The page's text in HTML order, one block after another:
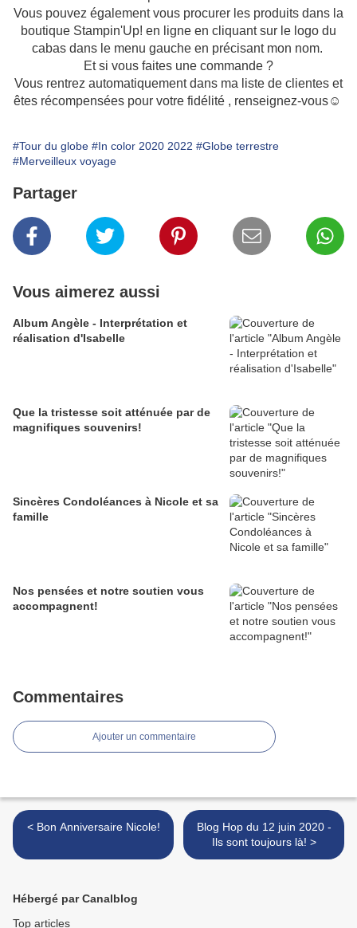
Vous pouvez également vous procurer les produits dans la
boutique Stampin'Up! en ligne en cliquant sur le logo du
cabas dans le menu gauche en précisant mon nom.
Et si vous faites une commande ?
Vous rentrez automatiquement dans ma liste de clientes et
êtes récompensées pour votre fidélité , renseignez-vous☺
#Tour du globe #In color 2020 2022 #Globe terrestre
#Merveilleux voyage
Partager
Vous aimerez aussi
Album Angèle - Interprétation et
réalisation d'Isabelle
Que la tristesse soit atténuée par de
magnifiques souvenirs!
Sincères Condoléances à Nicole et sa
famille
Nos pensées et notre soutien vous
accompagnent!
Commentaires
Ajouter un commentaire
< Bon Anniversaire Nicole!
Blog Hop du 12 juin 2020 -
Ils sont toujours là! >
Hébergé par Canalblog
Top articles